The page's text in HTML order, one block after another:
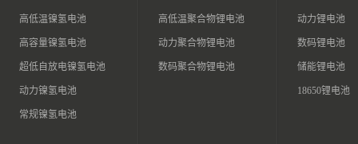
高低温镍氢电池
高容量镍氢电池
超低自放电镍氢电池
动力镍氢电池
常规镍氢电池
高低温聚合物锂电池
动力聚合物锂电池
数码聚合物锂电池
动力锂电池
数码锂电池
储能锂电池
18650锂电池